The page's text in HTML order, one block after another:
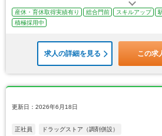
産休・育休取得実績有り 総合門前 スキルアップ
積極採用中
求人の詳細を見る この求
更新日：2026年6月18日
正社員 ドラッグストア（調剤併設）